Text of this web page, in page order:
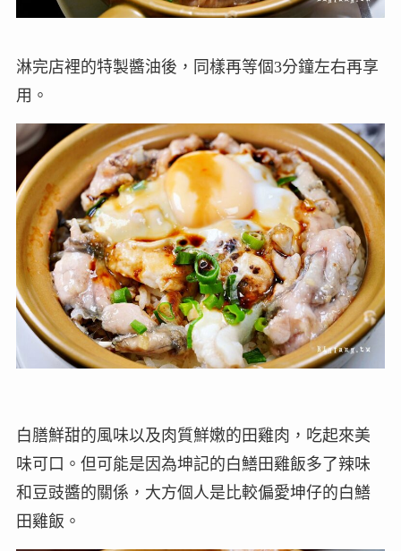
淋完店裡的特製醬油後，同樣再等個3分鐘左右再享
用。
白膳鮮甜的風味以及肉質鮮嫩的田雞肉，吃起來美
味可口。但可能是因為坤記的白鱔田雞飯多了辣味
和豆豉醬的關係，大方個人是比較偏愛坤仔的白鱔
田雞飯。